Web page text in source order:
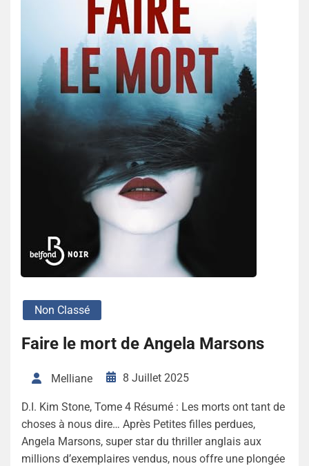
Non Classé
Faire le mort de Angela Marsons
Melliane 8 Juillet 2025
D.I. Kim Stone, Tome 4 Résumé : Les morts ont tant de
choses à nous dire… Après Petites filles perdues,
Angela Marsons, super star du thriller anglais aux
millions d’exemplaires vendus, nous offre une plongée